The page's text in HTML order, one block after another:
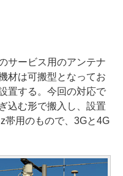
サービス用のアンテナ
材は可搬型となってお
置する。今回の対応で
込む形で搬入し、設置
帯用のもので、3Gと4G